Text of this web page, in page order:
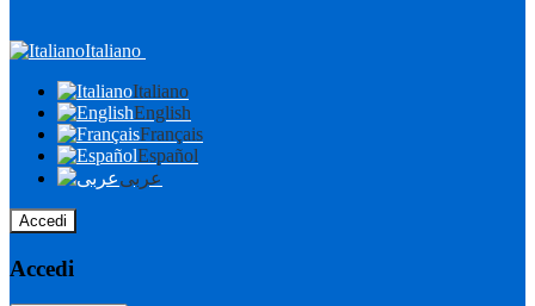
Italiano
Italiano
English
Français
Español
عربى
Accedi
Accedi